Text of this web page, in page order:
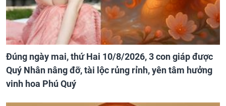
Đúng ngày mai, thứ Hai 10/8/2026, 3 con giáp được
Quý Nhân nâng đỡ, tài lộc rủng rỉnh, yên tâm hưởng
vinh hoa Phú Quý